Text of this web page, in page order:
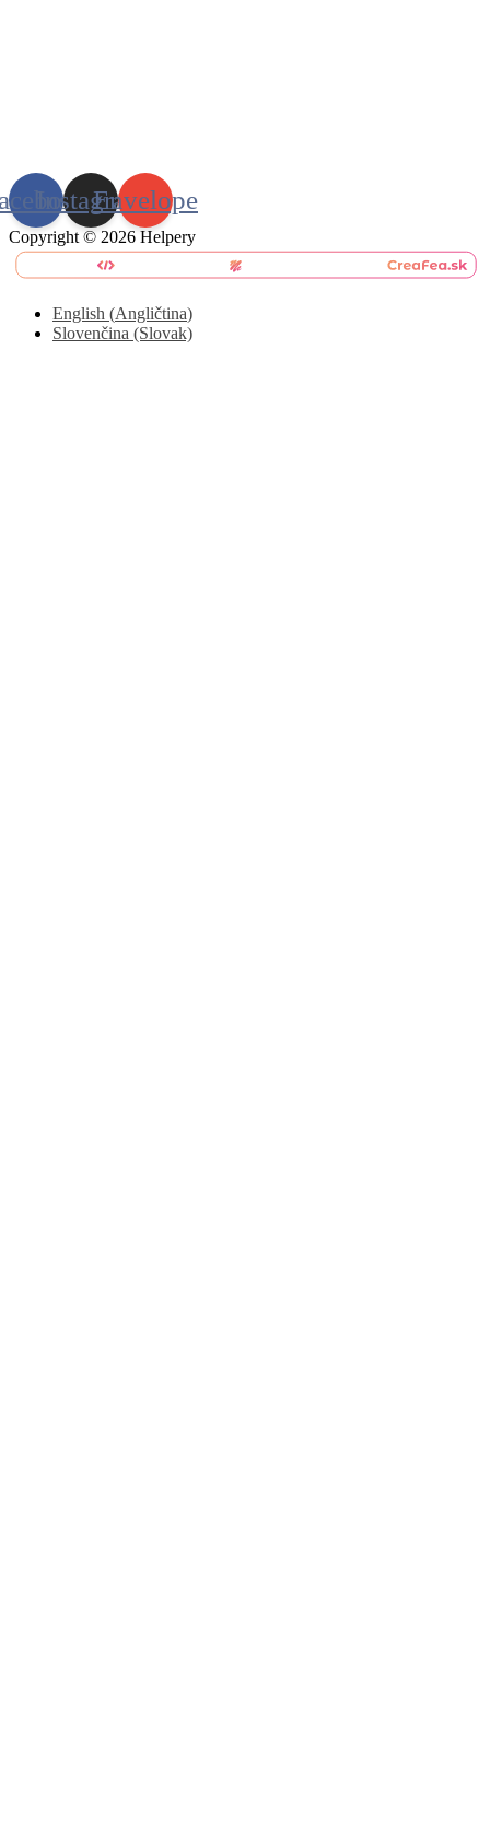
InstagramEnvelope
Copyright © 2026 Helpery
English (Angličtina)
Slovenčina (Slovak)